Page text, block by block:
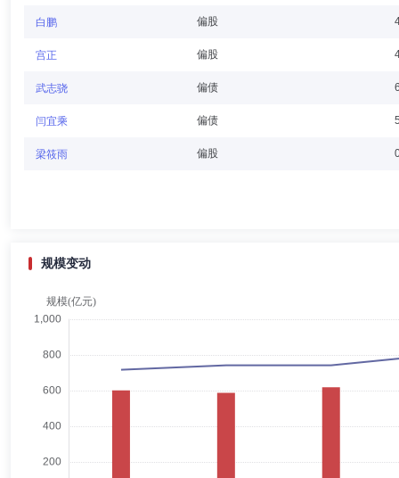
聂兴凯 学历：博士
聂兴凯先生：中共党员，教授、管理学博士，北京国家会计学院会计
盟理事、中国医院协会内部审计专业委员会常务委员。
李冰清 学历：博士
于亚卓先生：中共党员，博士研究生。曾任中国邮政集团公司邮政业务
目负责人、中邮证券有限责任公司北京证券资产管理分公司市场总监、
部、中共北京市委组织部干部调配处(公务员管理处)副主任科员、中共
白鹏 偏股
宫正 偏股
武志骁 偏债
闫宜乘 偏债
梁筱雨 偏股
规模变动